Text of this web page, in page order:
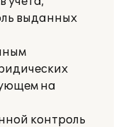
выданных
на
контроль